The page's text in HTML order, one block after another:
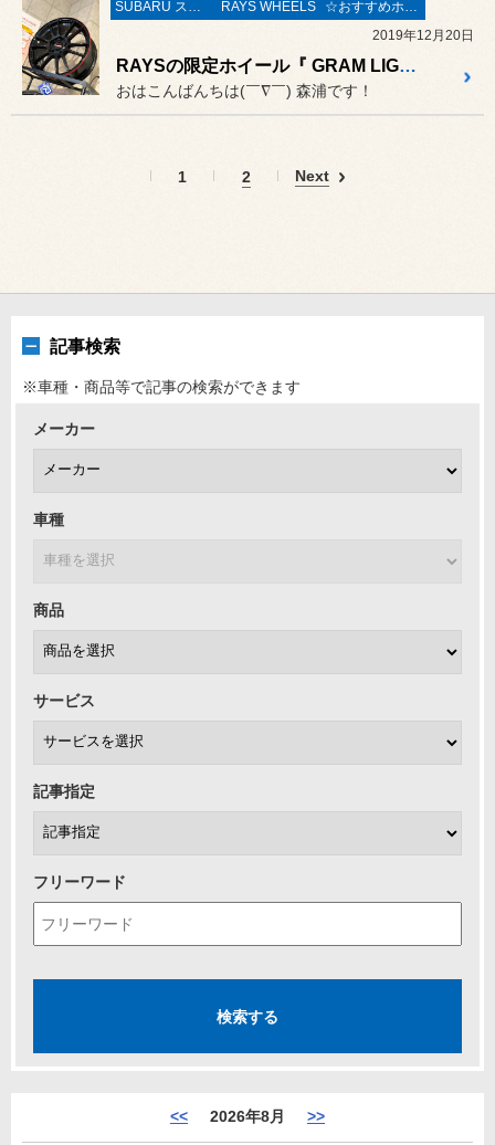
RAYS WHEELS
2019年12月20日
RAYSの限定ホイール『 GRAM LIGHTS 57XTREME REVLIMIT EDITION 』入荷！！スイスポ ZC33Sにピッタリなんです♡
おはこんばんちは(￣∇￣) 森浦です！
1 2 Next
記事検索
※車種・商品等で記事の検索ができます
メーカー
車種
商品
サービス
記事指定
フリーワード
<< 2026年8月 >>